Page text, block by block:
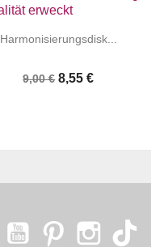
 | 
Harmonisierungsdisk...
9,00 € 8,55 €
FacebookYouTubePinterest Instagram